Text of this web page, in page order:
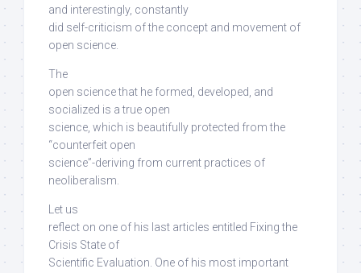
and interestingly, constantly
did self-criticism of the concept and movement of
open science.
The
open science that he formed, developed, and
socialized is a true open
science, which is beautifully protected from the
“counterfeit open
science”-deriving from current practices of
neoliberalism.
Let us
reflect on one of his last articles entitled Fixing the
Crisis State of
Scientific Evaluation. One of his most important